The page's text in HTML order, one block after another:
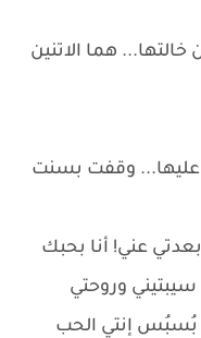
هما الاتنين
وقفت بسنت
عني! أنا بحبك
سيبتيني وروحتي
بُسبُس إنتي الحب